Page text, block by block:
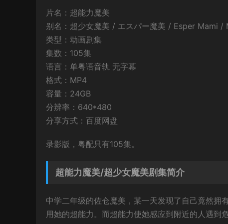
片名：超能力魔美
别名：超少女魔美 / エスパー魔美 / Esper Mami /
类型：动画剧集
集数：105集
语言：单粤语音轨 无字幕
格式：MP4
容量：24GB
分辨率：640*480
分享方式：百度网盘
录影版，粤配只有105集。
超能力魔美/超少女魔美剧集简介
中学二年级的佐仓魔美，某一天发现了自己竟然拥
用她的超能力。而超能力使她感应到附近的人遇到